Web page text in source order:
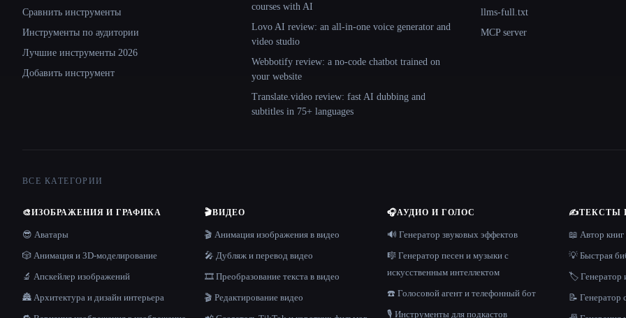
Сравнить инструменты
Инструменты по аудитории
Лучшие инструменты 2026
Добавить инструмент
courses with AI
Lovo AI review: an all-in-one voice generator and
video studio
Webbotify review: a no-code chatbot trained on
your website
Translate.video review: fast AI dubbing and
subtitles in 75+ languages
llms-full.txt
MCP server
ВСЕ КАТЕГОРИИ
🎨ИЗОБРАЖЕНИЯ И ГРАФИКА
😎 Аватары
🎲 Анимация и 3D-моделирование
🔬 Апскейлер изображений
🏯 Архитектура и дизайн интерьера
🎬ВИДЕО
🎬 Анимация изображения в видео
🎤 Дубляж и перевод видео
🎞️ Преобразование текста в видео
🎬 Редактирование видео
🎧АУДИО И ГОЛОС
🔊 Генератор звуковых эффектов
🎼 Генератор песен и музыки с
искусственным интеллектом
☎️ Голосовой агент и телефонный бот
🎙️ Инструменты для подкастов
✍️ТЕКСТЫ
📖 Автор
💡 Быстрая
🏷️ Генератор
📝 Генератор